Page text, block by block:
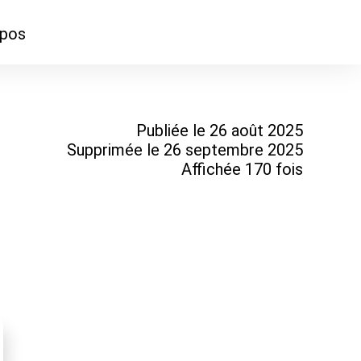
Publiée le 26 août 2025
Supprimée le 26 septembre 2025
Affichée 170 fois